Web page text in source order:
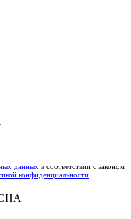
данных в соответствии с законом
конфиденциальности